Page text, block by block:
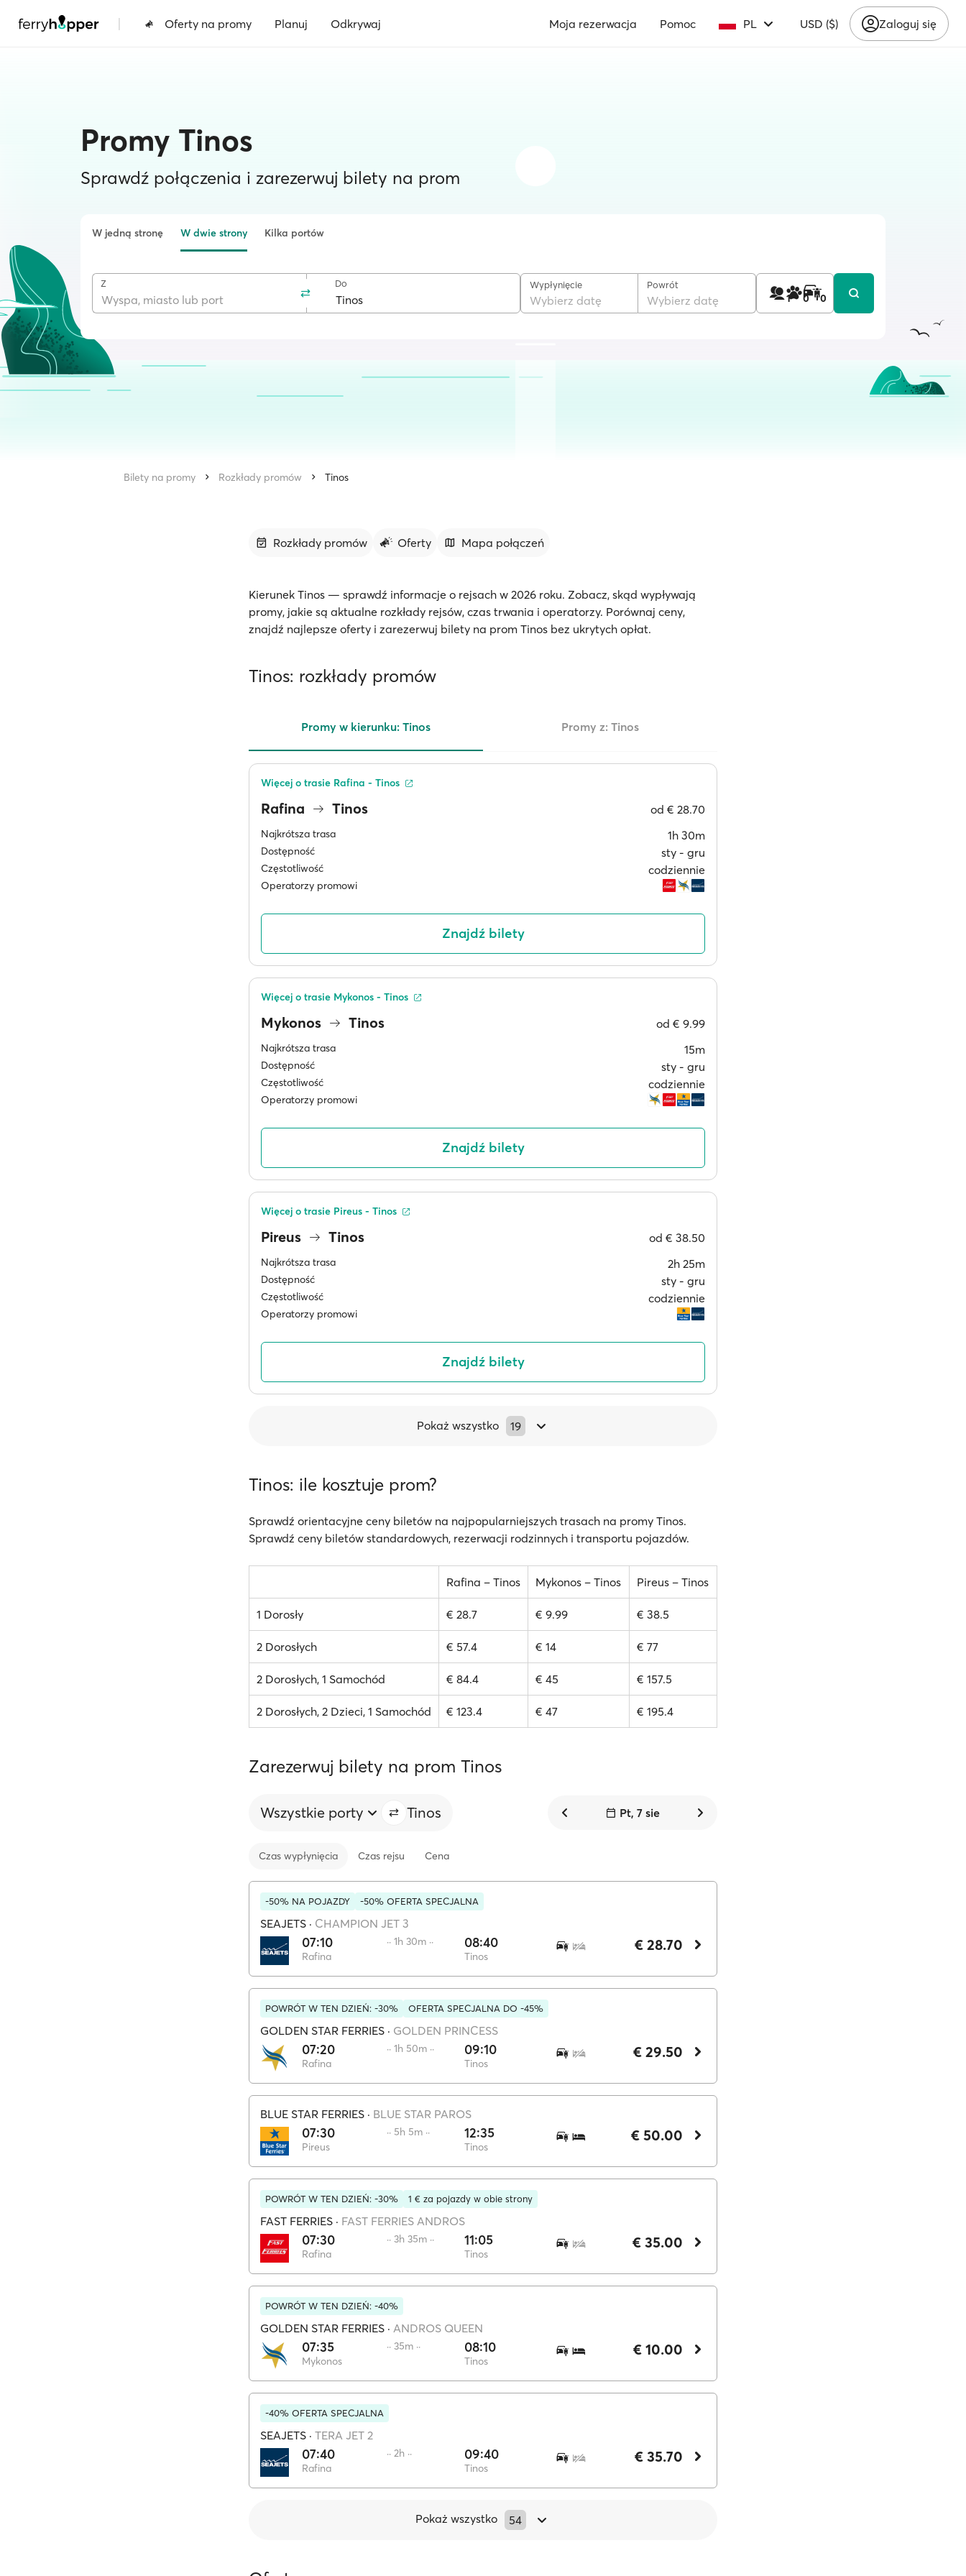
| Oferty na promy Planuj Odkrywaj Moja rezerwacja Pomoc PL USD ($) Zaloguj się
Promy Tinos
Sprawdź połączenia i zarezerwuj bilety na prom
W jedną stronę W dwie strony Kilka portów
Z Do Wypłynięcie
Wybierz datę
Powrót
Wybierz datę 1 0 0
Bilety na promy Rozkłady promów Tinos
Rozkłady promów Oferty Mapa połączeń
Kierunek Tinos — sprawdź informacje o rejsach w 2026 roku. Zobacz, skąd wypływają
promy, jakie są aktualne rozkłady rejsów, czas trwania i operatorzy. Porównaj ceny,
znajdź najlepsze oferty i zarezerwuj bilety na prom Tinos bez ukrytych opłat.
Tinos: rozkłady promów
Promy w kierunku: Tinos Promy z: Tinos
Rafina Tinos od € 28.70
Najkrótsza trasa 1h 30m
Dostępność sty ‐ gru
Częstotliwość codziennie
Operatorzy promowi
Więcej o trasie Rafina - Tinos
Znajdź bilety
Mykonos Tinos od € 9.99
Najkrótsza trasa 15m
Dostępność sty ‐ gru
Częstotliwość codziennie
Operatorzy promowi
Więcej o trasie Mykonos - Tinos
Znajdź bilety
Pireus Tinos od € 38.50
Najkrótsza trasa 2h 25m
Dostępność sty ‐ gru
Częstotliwość codziennie
Operatorzy promowi
Więcej o trasie Pireus - Tinos
Znajdź bilety
Pokaż wszystko 19
Tinos: ile kosztuje prom?
Sprawdź orientacyjne ceny biletów na najpopularniejszych trasach na promy Tinos.
Sprawdź ceny biletów standardowych, rezerwacji rodzinnych i transportu pojazdów.
Rafina – Tinos Mykonos – Tinos Pireus – Tinos
1 Dorosły € 28.7 € 9.99 € 38.5
2 Dorosłych € 57.4 € 14 € 77
2 Dorosłych, 1 Samochód € 84.4 € 45 € 157.5
2 Dorosłych, 2 Dzieci, 1 Samochód € 123.4 € 47 € 195.4
Zarezerwuj bilety na prom Tinos
Wszystkie porty Tinos Pt, 7 sie
Czas wypłynięcia Czas rejsu Cena
-50% NA POJAZDY -50% OFERTA SPECJALNA
SEAJETS · CHAMPION JET 3
07:10
Rafina
·· 1h 30m ·· 08:40
Tinos
€ 28.70
POWRÓT W TEN DZIEŃ: -30% OFERTA SPECJALNA DO -45%
GOLDEN STAR FERRIES · GOLDEN PRINCESS
07:20
Rafina
·· 1h 50m ·· 09:10
Tinos
€ 29.50
BLUE STAR FERRIES · BLUE STAR PAROS
07:30
Pireus
·· 5h 5m ·· 12:35
Tinos
€ 50.00
POWRÓT W TEN DZIEŃ: -30% 1 € za pojazdy w obie strony
FAST FERRIES · FAST FERRIES ANDROS
07:30
Rafina
·· 3h 35m ·· 11:05
Tinos
€ 35.00
POWRÓT W TEN DZIEŃ: -40%
GOLDEN STAR FERRIES · ANDROS QUEEN
07:35
Mykonos
·· 35m ·· 08:10
Tinos
€ 10.00
-40% OFERTA SPECJALNA
SEAJETS · TERA JET 2
07:40
Rafina
·· 2h ·· 09:40
Tinos
€ 35.70
Pokaż wszystko 54